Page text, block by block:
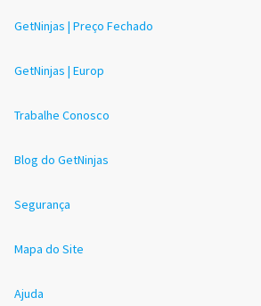
GetNinjas | Preço Fechado
GetNinjas | Europ
Trabalhe Conosco
Blog do GetNinjas
Segurança
Mapa do Site
Ajuda